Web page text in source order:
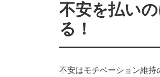
不安を払い
る！
不安はモチベーション維持